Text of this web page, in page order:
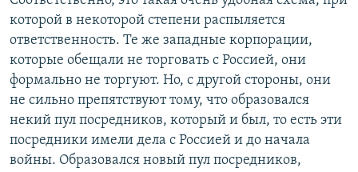
которой в некоторой степени распыляется
ответственность. Те же западные корпорации,
которые обещали не торговать с Россией, они
формально не торгуют. Но, с другой стороны, они
не сильно препятствуют тому, что образовался
некий пул посредников, который и был, то есть эти
посредники имели дела с Россией и до начала
войны. Образовался новый пул посредников,